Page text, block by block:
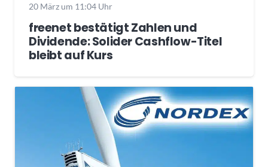
20 März um 11:04 Uhr
freenet bestätigt Zahlen und
Dividende: Solider Cashflow-Titel
bleibt auf Kurs